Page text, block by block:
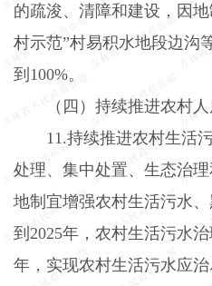
的疏浚、清障和建设，因
村示范”村易积水地段边沟
到 100%。
（四）持续推进农村
11.持续推进农村生活
处理、集中处置、生态治
地制宜增强农村生活污水、
到 2025年，农村生活污水治
年，实现农村生活污水应